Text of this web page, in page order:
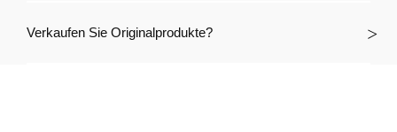
Verkaufen Sie Originalprodukte?